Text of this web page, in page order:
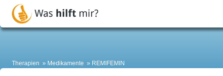
Therapien Medikamente REMIFEMIN